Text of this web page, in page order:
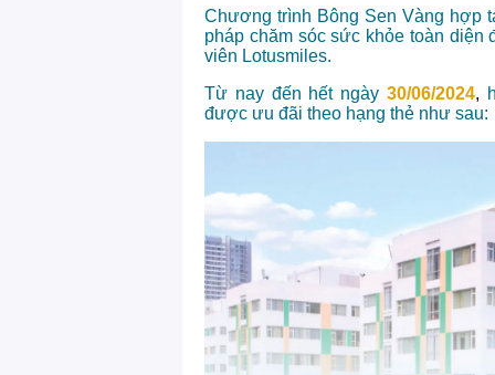
Chương trình Bông Sen Vàng hợp
pháp chăm sóc sức khỏe toàn diện
viên Lotusmiles.
Từ nay đến hết ngày 30/06/2024,
được ưu đãi theo hạng thẻ như sau: